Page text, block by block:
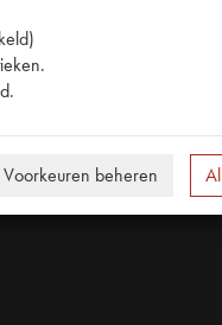
wetten. De inhoud van
die vallen onder het
echter de juistheid en
website. Noch de
Voorkeuren beheren